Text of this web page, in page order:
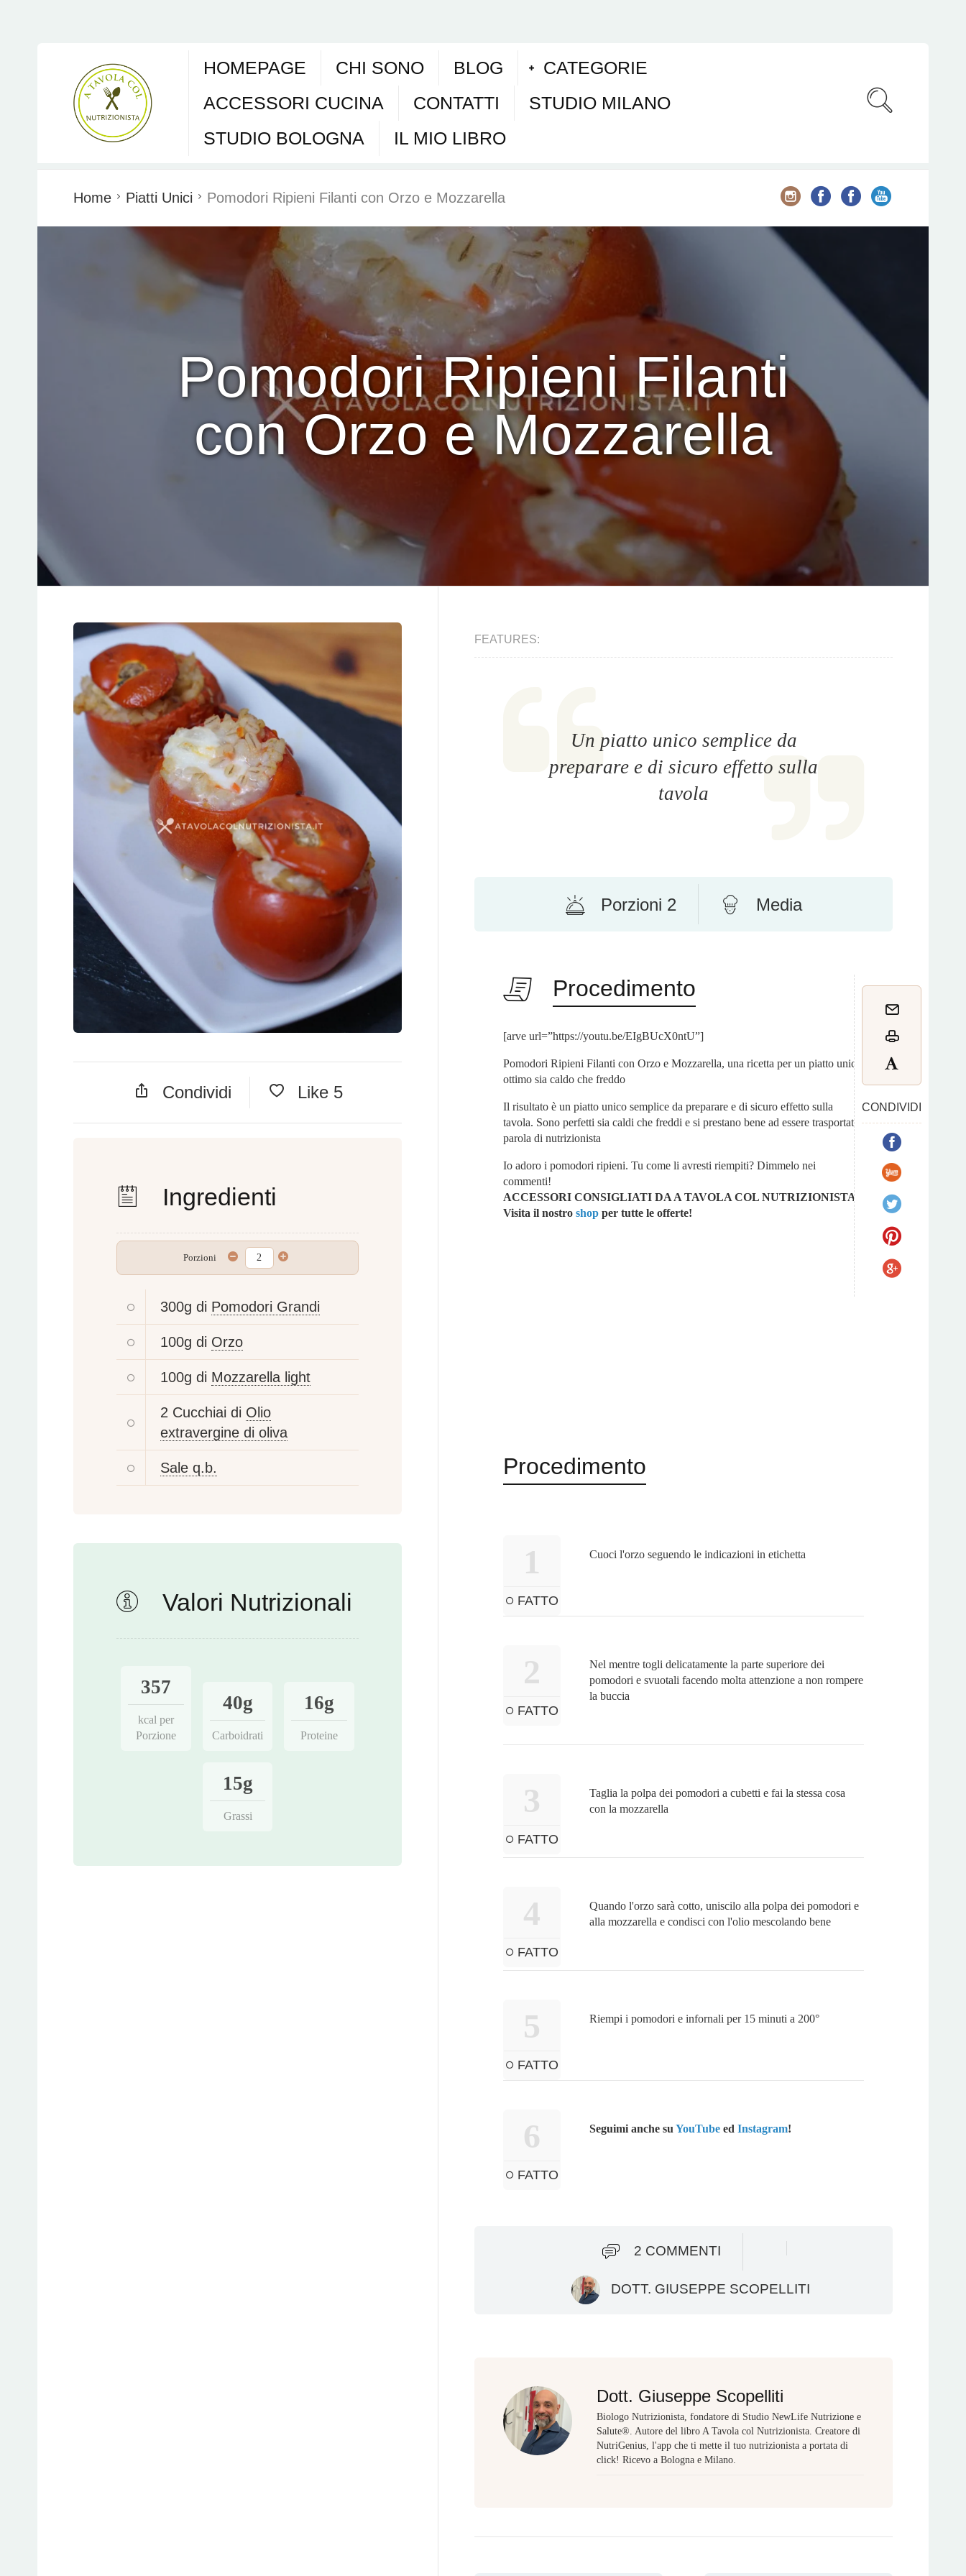
HOMEPAGE CHI SONO BLOG
CATEGORIE
ACCESSORI CUCINA
CONTATTI
STUDIO MILANO
STUDIO BOLOGNA
IL MIO LIBRO
Home Piatti Unici Pomodori Ripieni Filanti con Orzo e Mozzarella
Pomodori Ripieni Filanti
con Orzo e Mozzarella
Condividi Like 5
Ingredienti
Porzioni
300g di Pomodori Grandi
100g di Orzo
100g di Mozzarella light
2 Cucchiai di Olio
extravergine di oliva
Sale q.b.
Valori Nutrizionali
357
kcal per
Porzione
40g
Carboidrati
16g
Proteine
15g
Grassi
FEATURES:
Un piatto unico semplice da
preparare e di sicuro effetto sulla
tavola
Porzioni 2 Media
Procedimento
CONDIVIDI
[arve url=”https://youtu.be/EIgBUcX0ntU”]
Pomodori Ripieni Filanti con Orzo e Mozzarella, una ricetta per un piatto unico
ottimo sia caldo che freddo
Il risultato è un piatto unico semplice da preparare e di sicuro effetto sulla
tavola. Sono perfetti sia caldi che freddi e si prestano bene ad essere trasportati,
parola di nutrizionista
Io adoro i pomodori ripieni. Tu come li avresti riempiti? Dimmelo nei
commenti!
ACCESSORI CONSIGLIATI DA A TAVOLA COL NUTRIZIONISTA.
Visita il nostro shop per tutte le offerte!
Procedimento
1
FATTO
Cuoci l'orzo seguendo le indicazioni in etichetta
2
FATTO
Nel mentre togli delicatamente la parte superiore dei
pomodori e svuotali facendo molta attenzione a non rompere
la buccia
3
FATTO
Taglia la polpa dei pomodori a cubetti e fai la stessa cosa
con la mozzarella
4
FATTO
Quando l'orzo sarà cotto, uniscilo alla polpa dei pomodori e
alla mozzarella e condisci con l'olio mescolando bene
5
FATTO
Riempi i pomodori e infornali per 15 minuti a 200°
6
FATTO
Seguimi anche su YouTube ed Instagram!
2 COMMENTI
DOTT. GIUSEPPE SCOPELLITI
Dott. Giuseppe Scopelliti
Biologo Nutrizionista, fondatore di Studio NewLife Nutrizione e
Salute®. Autore del libro A Tavola col Nutrizionista. Creatore di
NutriGenius, l'app che ti mette il tuo nutrizionista a portata di
click! Ricevo a Bologna e Milano.